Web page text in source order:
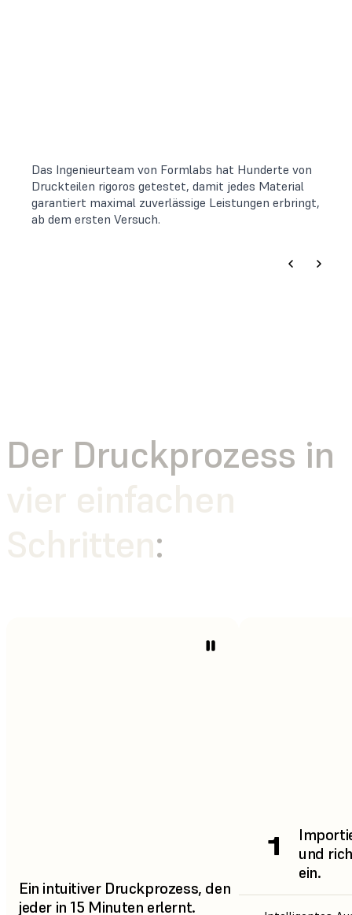
Das Ingenieurteam von Formlabs hat Hunderte von
Druckteilen rigoros getestet, damit jedes Material
garantiert maximal zuverlässige Leistungen erbringt,
ab dem ersten Versuch.
Der Druckprozess in
vier einfachen
Schritten:
Ein intuitiver Druckprozess, den
jeder in 15 Minuten erlernt.
1
und
ein.